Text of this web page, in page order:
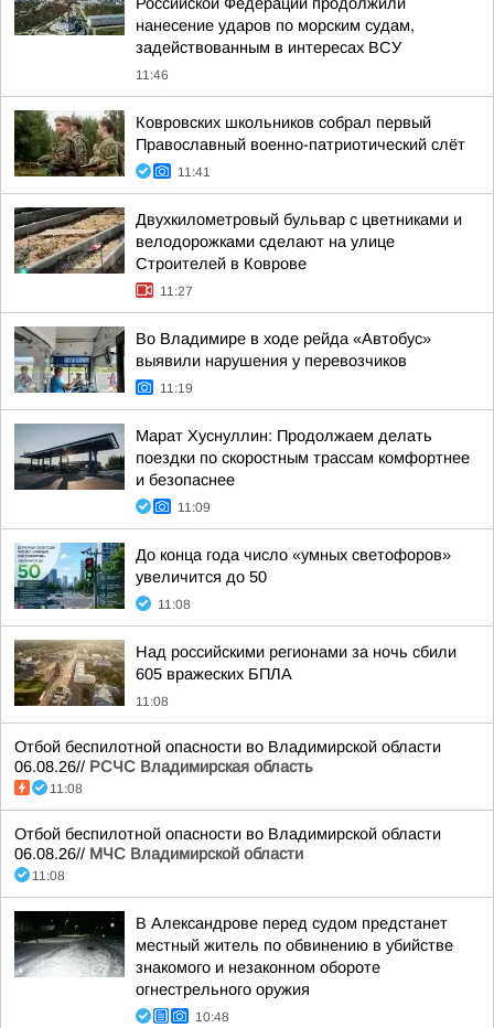
нанесение ударов по морским судам,
задействованным в интересах ВСУ
11:46
Ковровских школьников собрал первый
Православный военно-патриотический слёт
11:41
Двухкилометровый бульвар с цветниками и
велодорожками сделают на улице
Строителей в Коврове
11:27
Во Владимире в ходе рейда «Автобус»
выявили нарушения у перевозчиков
11:19
Марат Хуснуллин: Продолжаем делать
поездки по скоростным трассам комфортнее
и безопаснее
11:09
До конца года число «умных светофоров»
увеличится до 50
11:08
Над российскими регионами за ночь сбили
605 вражеских БПЛА
11:08
Отбой беспилотной опасности во Владимирской области
06.08.26// РСЧС Владимирская область
11:08
Отбой беспилотной опасности во Владимирской области
06.08.26// МЧС Владимирской области
11:08
В Александрове перед судом предстанет
местный житель по обвинению в убийстве
знакомого и незаконном обороте
огнестрельного оружия
10:48